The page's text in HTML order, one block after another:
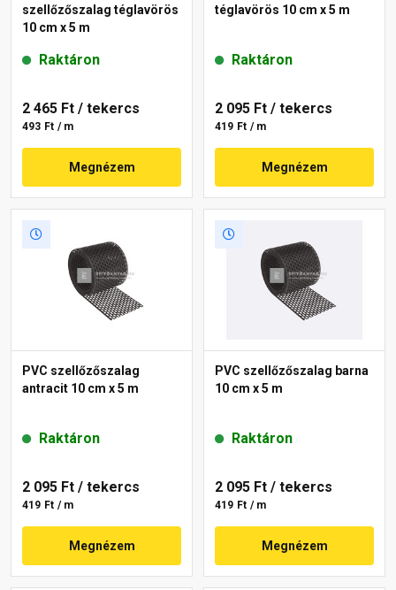
szellőzőszalag téglavörös
10 cm x 5 m
Raktáron
2 465 Ft / tekercs
493 Ft / m
Megnézem
téglavörös 10 cm x 5 m
Raktáron
2 095 Ft / tekercs
419 Ft / m
Megnézem
PVC szellőzőszalag
antracit 10 cm x 5 m
Raktáron
2 095 Ft / tekercs
419 Ft / m
Megnézem
PVC szellőzőszalag barna
10 cm x 5 m
Raktáron
2 095 Ft / tekercs
419 Ft / m
Megnézem